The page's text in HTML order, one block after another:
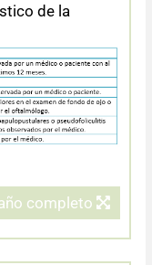
de la
completo